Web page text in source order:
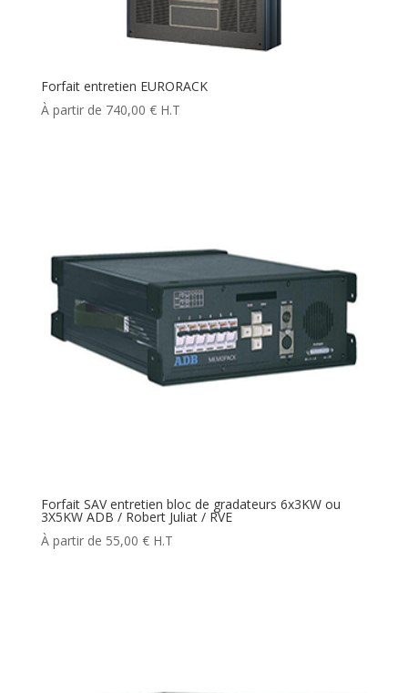
Forfait entretien EURORACK
740,00 € H.T
Forfait SAV entretien bloc de gradateurs 6x3KW ou
3X5KW ADB / Robert Juliat / RVE
55,00 € H.T